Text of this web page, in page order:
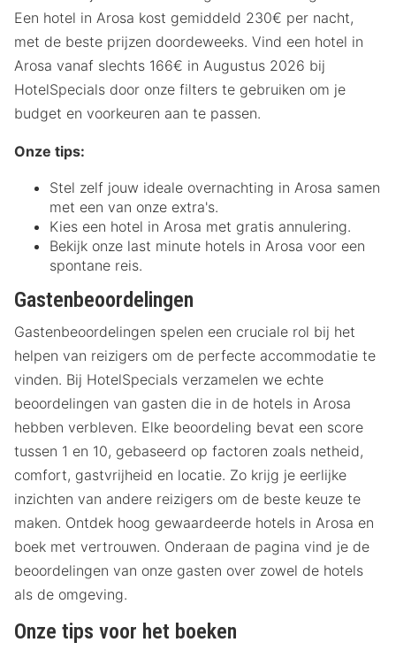
Een hotel in Arosa kost gemiddeld 230€ per nacht,
met de beste prijzen doordeweeks. Vind een hotel in
Arosa vanaf slechts 166€ in Augustus 2026 bij
HotelSpecials door onze filters te gebruiken om je
budget en voorkeuren aan te passen.
Onze tips:
Stel zelf jouw ideale overnachting in Arosa samen
met een van onze extra's.
Kies een hotel in Arosa met gratis annulering.
Bekijk onze last minute hotels in Arosa voor een
spontane reis.
Gastenbeoordelingen
Gastenbeoordelingen spelen een cruciale rol bij het
helpen van reizigers om de perfecte accommodatie te
vinden. Bij HotelSpecials verzamelen we echte
beoordelingen van gasten die in de hotels in Arosa
hebben verbleven. Elke beoordeling bevat een score
tussen 1 en 10, gebaseerd op factoren zoals netheid,
comfort, gastvrijheid en locatie. Zo krijg je eerlijke
inzichten van andere reizigers om de beste keuze te
maken. Ontdek hoog gewaardeerde hotels in Arosa en
boek met vertrouwen. Onderaan de pagina vind je de
beoordelingen van onze gasten over zowel de hotels
als de omgeving.
Onze tips voor het boeken